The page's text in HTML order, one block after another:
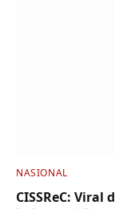
NASIONAL
CISSReC: